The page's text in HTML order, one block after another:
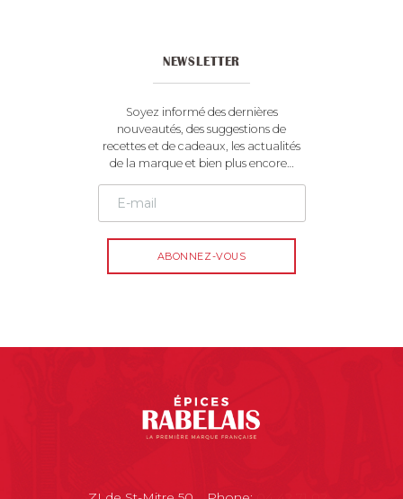
NEWSLETTER
Soyez informé des dernières
nouveautés, des suggestions de
recettes et de cadeaux, les actualités
de la marque et bien plus encore…